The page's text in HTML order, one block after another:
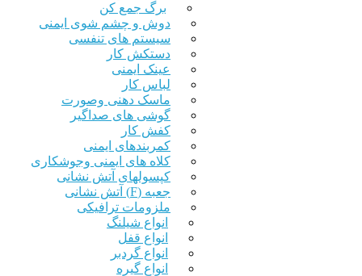
برگ جمع کن
دوش و چشم شوی ایمنی
سیستم های تنفسی
دستکش کار
عینک ایمنی
لباس کار
ماسک دهنی وصورت
گوشی های صداگیر
کفش کار
کمربندهای ایمنی
کلاه های ایمنی وجوشکاری
کپسولهای آتش نشانی
جعبه (F) آتش نشانی
ملزومات ترافیکی
انواع شیلنگ
انواع قفل
انواع گردبر
انواع گیره